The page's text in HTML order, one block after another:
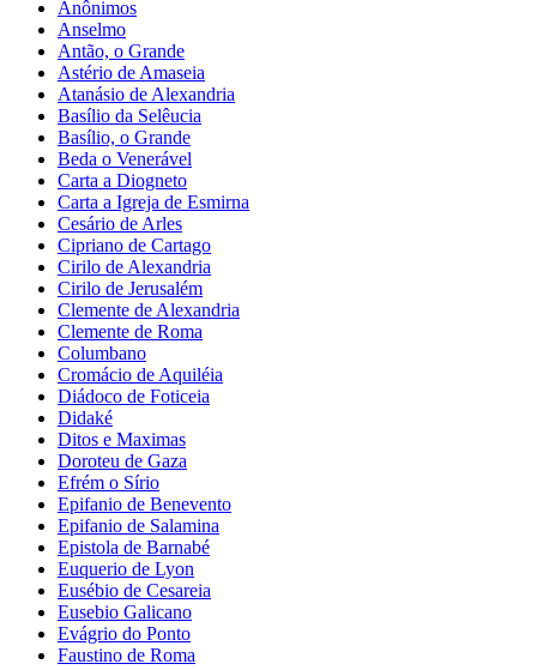
Anônimos
Anselmo
Antão, o Grande
Astério de Amaseia
Atanásio de Alexandria
Basílio da Selêucia
Basílio, o Grande
Beda o Venerável
Carta a Diogneto
Carta a Igreja de Esmirna
Cesário de Arles
Cipriano de Cartago
Cirilo de Alexandria
Cirilo de Jerusalém
Clemente de Alexandria
Clemente de Roma
Columbano
Cromácio de Aquiléia
Diádoco de Foticeia
Didaké
Ditos e Maximas
Doroteu de Gaza
Efrém o Sírio
Epifanio de Benevento
Epifanio de Salamina
Epistola de Barnabé
Euquerio de Lyon
Eusébio de Cesareia
Eusebio Galicano
Evágrio do Ponto
Faustino de Roma